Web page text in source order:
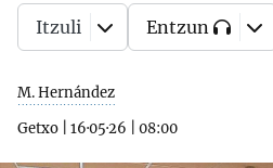
M. Hernández
Getxo
16·05·26 08:00
Itzuli Entzun